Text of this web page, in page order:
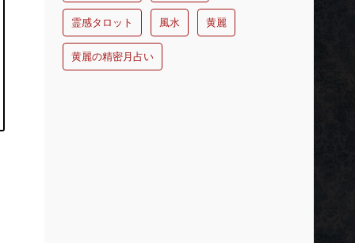
霊感タロット 風水 黄麗
黄麗の精密月占い